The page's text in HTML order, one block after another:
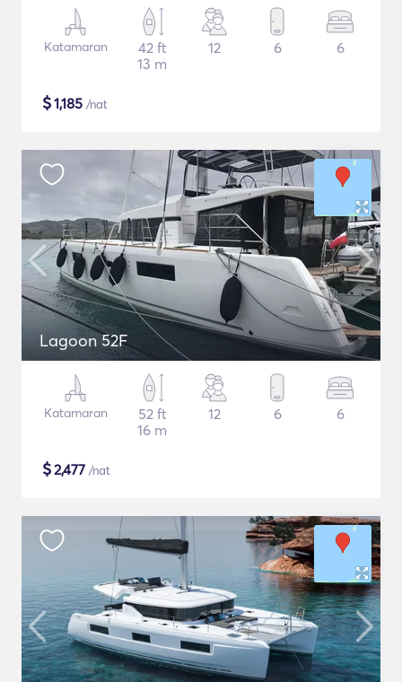
Katamaran
42 ft
13 m
12 6 6
$1,185 /nat
Lagoon 52F
Katamaran
52 ft
16 m
12 6 6
$2,477 /nat